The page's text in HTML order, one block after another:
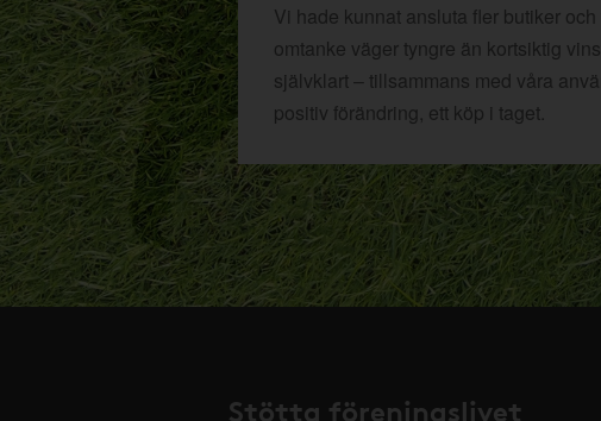
Vi hade kunnat ansluta fler butiker
omtanke väger tyngre än kortsiktig
självklart – tillsammans med våra
positiv förändring, ett köp i taget.
Stötta föreningslivet